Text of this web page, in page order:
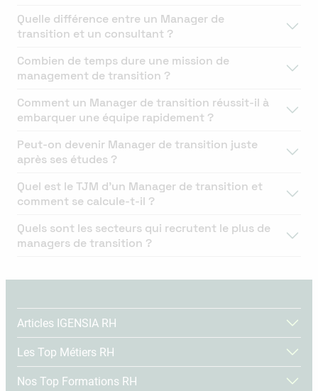
Quelle différence entre un Manager de
transition et un consultant ?
Combien de temps dure une mission de
management de transition ?
Comment un Manager de transition réussit-il à
embarquer une équipe rapidement ?
Peut-on devenir Manager de transition juste
après ses études ?
Quel est le TJM d’un Manager de transition et
comment se calcule-t-il ?
Quels sont les secteurs qui recrutent le plus de
managers de transition ?
Articles IGENSIA RH
Les Top Métiers RH
Nos Top Formations RH